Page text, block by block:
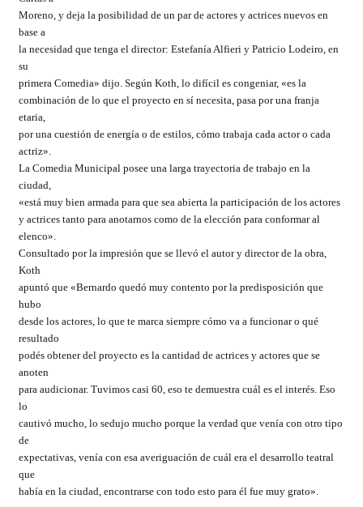
Moreno, y deja la posibilidad de un par de actores y actrices nuevos en
base a
la necesidad que tenga el director: Estefanía Alfieri y Patricio Lodeiro, en
su
primera Comedia» dijo. Según Koth, lo difícil es congeniar, «es la
combinación de lo que el proyecto en sí necesita, pasa por una franja
etaria,
por una cuestión de energía o de estilos, cómo trabaja cada actor o cada
actriz».
La Comedia Municipal posee una larga trayectoria de trabajo en la
ciudad,
«está muy bien armada para que sea abierta la participación de los actores
y actrices tanto para anotarnos como de la elección para conformar al
elenco».
Consultado por la impresión que se llevó el autor y director de la obra,
Koth
apuntó que «Bernardo quedó muy contento por la predisposición que
hubo
desde los actores, lo que te marca siempre cómo va a funcionar o qué
resultado
podés obtener del proyecto es la cantidad de actrices y actores que se
anoten
para audicionar. Tuvimos casi 60, eso te demuestra cuál es el interés. Eso
lo
cautivó mucho, lo sedujo mucho porque la verdad que venía con otro tipo
de
expectativas, venía con esa averiguación de cuál era el desarrollo teatral
que
había en la ciudad, encontrarse con todo esto para él fue muy grato».